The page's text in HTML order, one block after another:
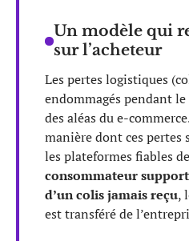
Un modèle qui
sur l’acheteur
Les pertes logistiques
endommagés pendant
des aléas du e-
manière dont ces pertes
les plateformes fiables
consommateur
d’un colis jamais reçu,
est transféré de